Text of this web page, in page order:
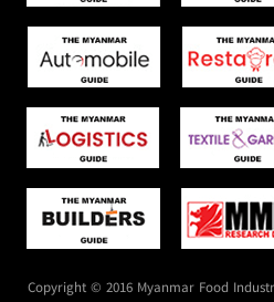
Copyright © 2016 Myanmar Food